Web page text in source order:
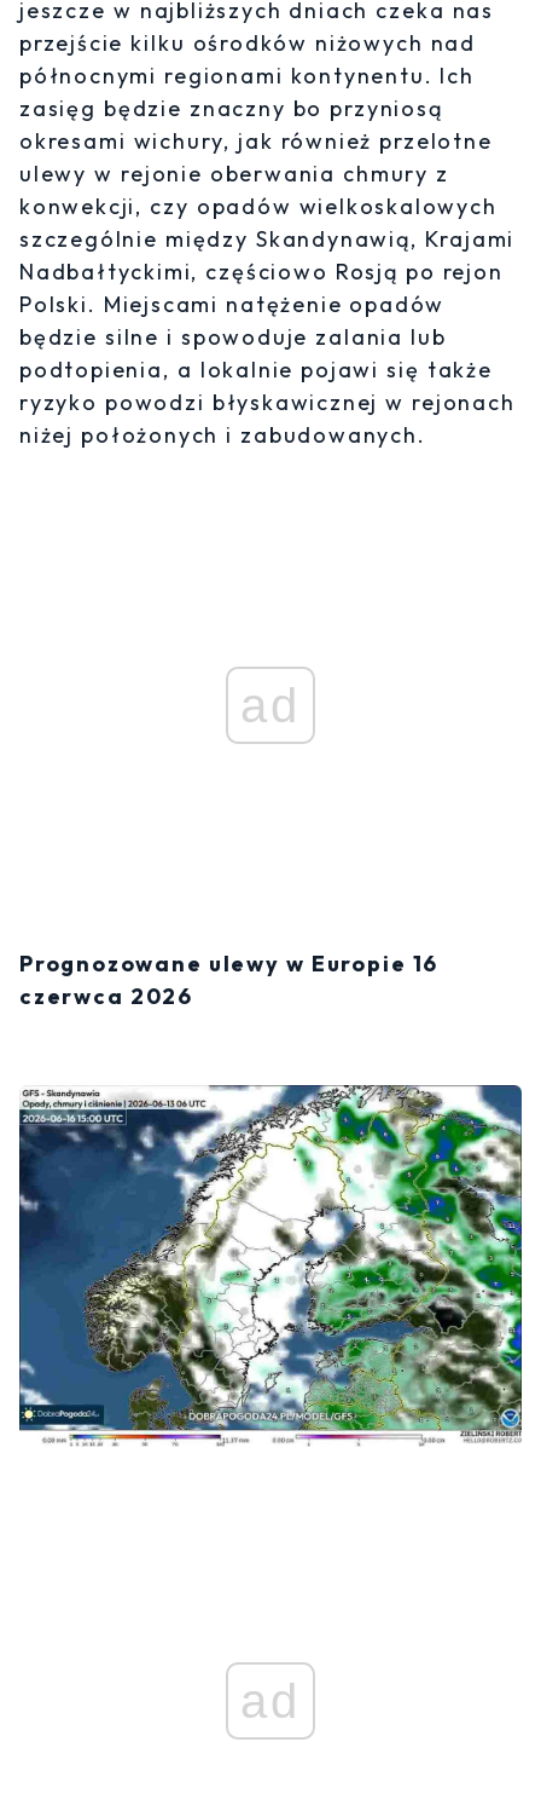
jeszcze w najbliższych dniach czeka nas
przejście kilku ośrodków niżowych nad
północnymi regionami kontynentu. Ich
zasięg będzie znaczny bo przyniosą
okresami wichury, jak również przelotne
ulewy w rejonie oberwania chmury z
konwekcji, czy opadów wielkoskalowych
szczególnie między Skandynawią, Krajami
Nadbałtyckimi, częściowo Rosją po rejon
Polski. Miejscami natężenie opadów
będzie silne i spowoduje zalania lub
podtopienia, a lokalnie pojawi się także
ryzyko powodzi błyskawicznej w rejonach
niżej położonych i zabudowanych.
ad
Prognozowane ulewy w Europie 16
czerwca 2026
ad